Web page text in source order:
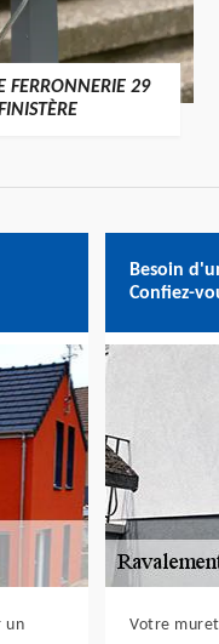
FERRONNERIE 29
un
Besoin
Confiez-
Votre